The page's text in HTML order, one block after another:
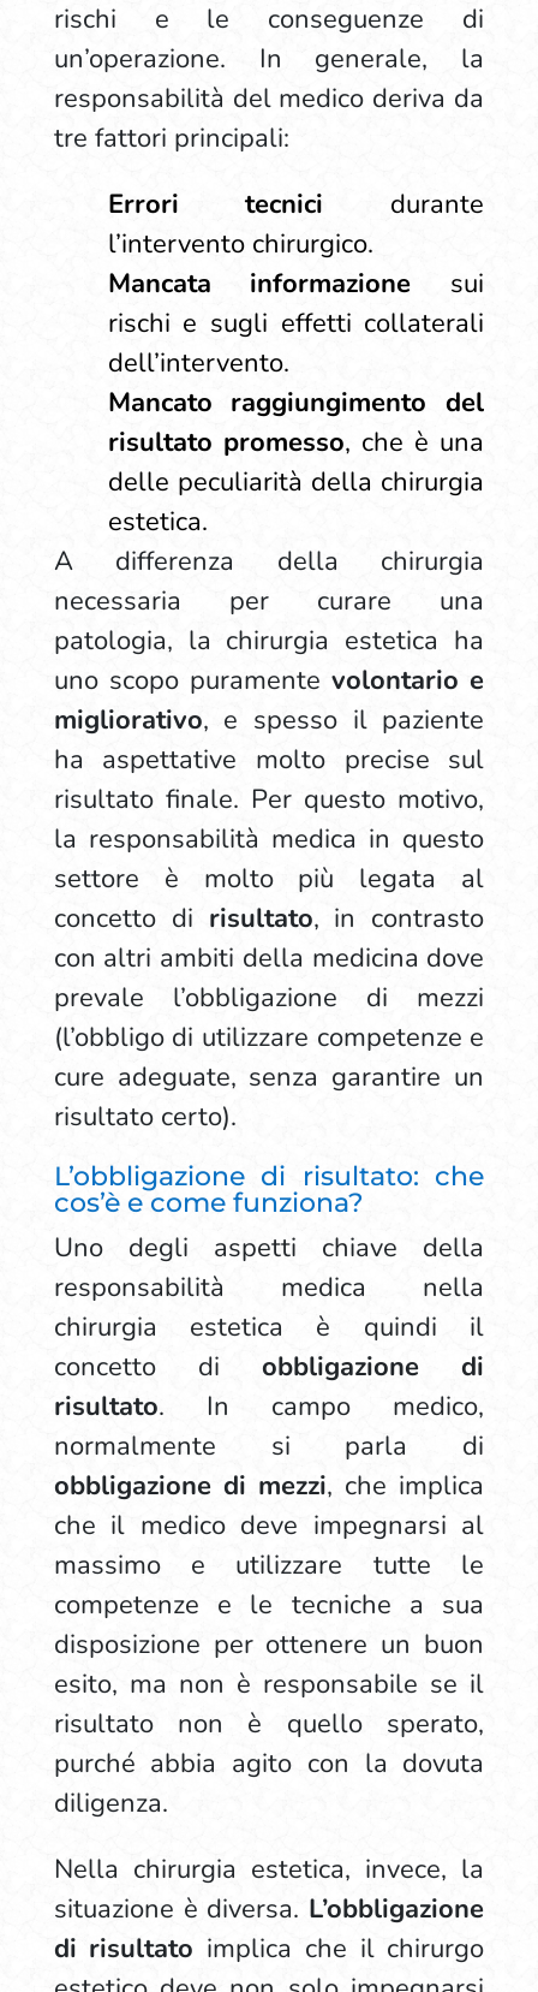
rischi e le conseguenze di
un’operazione. In generale, la
responsabilità del medico deriva da
tre fattori principali:
Errori tecnici durante
l’intervento chirurgico.
Mancata informazione sui
rischi e sugli effetti collaterali
dell’intervento.
Mancato raggiungimento del
risultato promesso, che è una
delle peculiarità della chirurgia
estetica.
A differenza della chirurgia
necessaria per curare una
patologia, la chirurgia estetica ha
uno scopo puramentevolontario e
migliorativo, e spesso il paziente
ha aspettative molto precise sul
risultato finale. Per questo motivo,
la responsabilità medica in questo
settore è molto più legata al
concetto di risultato, in contrasto
con altri ambiti della medicina dove
prevale l’obbligazione di mezzi
(l’obbligo di utilizzare competenze e
cure adeguate, senza garantire un
risultato certo).
L’obbligazione di risultato: che
cos’è e come funziona?
Uno degli aspetti chiave della
responsabilità medica nella
chirurgia estetica è quindi il
concetto diobbligazione di
risultato. In campo medico,
normalmente si parla di
obbligazione di mezzi, che implica
che il medico deve impegnarsi al
massimo e utilizzare tutte le
competenze e le tecniche a sua
disposizione per ottenere un buon
esito, ma non è responsabile se il
risultato non è quello sperato,
purché abbia agito con la dovuta
diligenza.
Nella chirurgia estetica, invece, la
situazione è diversa. L’obbligazione
di risultato implica che il chirurgo